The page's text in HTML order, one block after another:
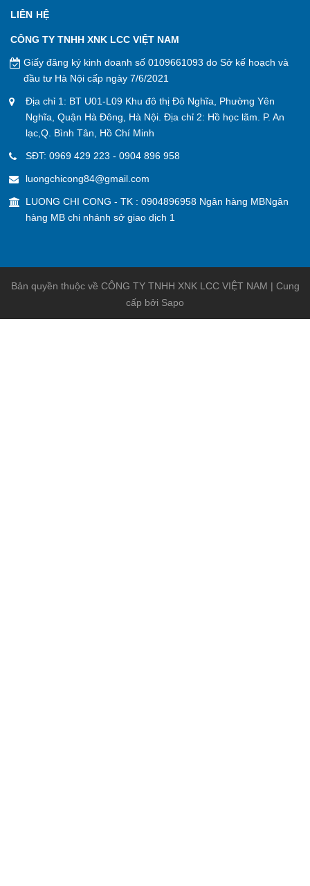
LIÊN HỆ
CÔNG TY TNHH XNK LCC VIỆT NAM
Giấy đăng ký kinh doanh số 0109661093 do Sở kế hoạch và
đầu tư Hà Nội cấp ngày 7/6/2021
Địa chỉ 1: BT U01-L09 Khu đô thị Đô Nghĩa, Phường Yên
Nghĩa, Quận Hà Đông, Hà Nội. Địa chỉ 2: Hồ học lãm. P. An
lạc,Q. Bình Tân, Hồ Chí Minh
SĐT: 0969 429 223 - 0904 896 958
luongchicong84@gmail.com
LUONG CHI CONG - TK : 0904896958 Ngân hàng MBNgân
hàng MB chi nhánh sở giao dịch 1
Bản quyền thuộc về CÔNG TY TNHH XNK LCC VIỆT NAM | Cung
cấp bởi Sapo